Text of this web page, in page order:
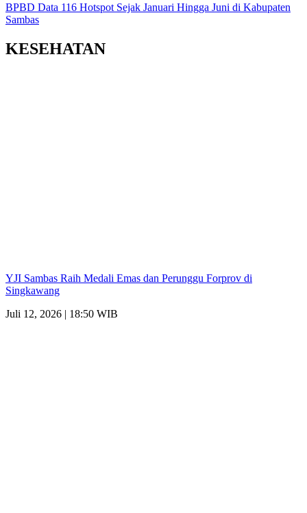
BPBD Data 116 Hotspot Sejak Januari Hingga Juni di Kabupaten
Sambas
KESEHATAN
YJI Sambas Raih Medali Emas dan Perunggu Forprov di
Singkawang
Juli 12, 2026 | 18:50 WIB